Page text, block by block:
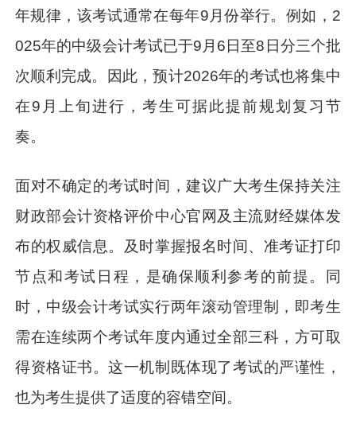
年规律，该考试通常在每年9月份举行。例如，2
025年的中级会计考试已于9月6日至8日分三个批
次顺利完成。因此，预计2026年的考试也将集中
在9月上旬进行，考生可据此提前规划复习节
奏。
面对不确定的考试时间，建议广大考生保持关注
财政部会计资格评价中心官网及主流财经媒体发
布的权威信息。及时掌握报名时间、准考证打印
节点和考试日程，是确保顺利参考的前提。同
时，中级会计考试实行两年滚动管理制，即考生
需在连续两个考试年度内通过全部三科，方可取
得资格证书。这一机制既体现了考试的严谨性，
也为考生提供了适度的容错空间。